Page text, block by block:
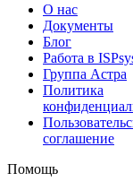
О нас
Документы
Блог
Работа в
Группа Астра
Политика
соглашение
Помощь